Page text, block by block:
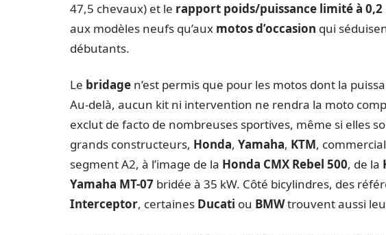
47,5 chevaux) et le rapport poids/puissance limité à
aux modèles neufs qu’aux motos d’occasion qui
débutants.
Le bridage n’est permis que pour les motos dont la
Au-delà, aucun kit ni intervention ne rendra la moto
exclut de facto de nombreuses sportives, même si elles
grands constructeurs, Honda, Yamaha, KTM,
segment A2, à l’image de la Honda CMX Rebel 500, de la
Yamaha MT-07 bridée à 35 kW. Côté bicylindres, des
Interceptor, certaines Ducati ou BMWtrouvent aussi